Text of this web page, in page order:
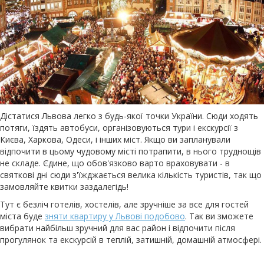
Дістатися Львова легко з будь-якої точки України. Сюди ходять
потяги, їздять автобуси, організовуються тури і екскурсії з
Києва, Харкова, Одеси, і інших міст. Якщо ви запланували
відпочити в цьому чудовому місті потрапити, в нього труднощів
не складе. Єдине, що обов'язково варто враховувати - в
святкові дні сюди з'їжджається велика кількість туристів, так що
замовляйте квитки заздалегідь!
Тут є безліч готелів, хостелів, але зручніше за все для гостей
міста буде зняти квартиру у Львові подобово. Так ви зможете
вибрати найбільш зручний для вас район і відпочити після
прогулянок та екскурсій в теплій, затишній, домашній атмосфері.